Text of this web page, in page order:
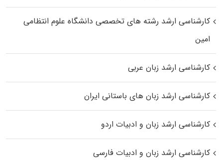
کارشناسی ارشد رﺷﺘﻪ ﻫﺎی تخصصی داﻧﺸﮕﺎه ﻋﻠﻮم انتظامی
اﻣﻴﻦ
کارشناسی ارشد زبان عربی
کارشناسی ارشد زبان‌ های باستانی ایران
کارشناسی ارشد زبان و ادبیات اردو
کارشناسی ارشد زبان و ادبیات فارسی